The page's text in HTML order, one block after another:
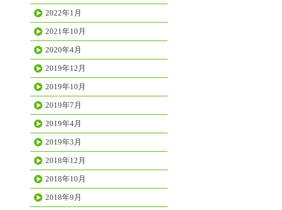
2022年1月
2021年10月
2020年4月
2019年12月
2019年10月
2019年7月
2019年4月
2019年3月
2018年12月
2018年10月
2018年9月